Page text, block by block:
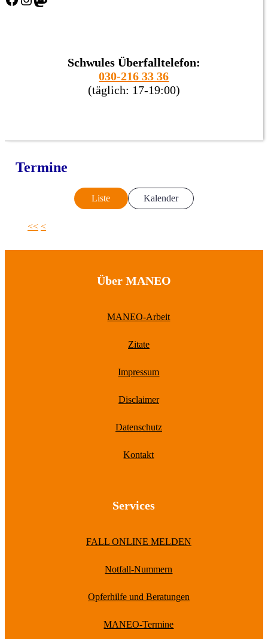
Schwules Überfalltelefon:
030-216 33 36
(täglich: 17-19:00)
Termine
Liste Kalender
<< <
Über MANEO
MANEO-Arbeit
Zitate
Impressum
Disclaimer
Datenschutz
Kontakt
Services
FALL ONLINE MELDEN
Notfall-Nummern
Opferhilfe und Beratungen
MANEO-Termine